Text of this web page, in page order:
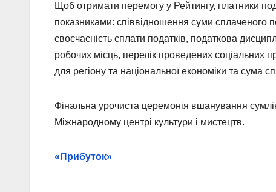
Щоб отримати перемогу у Рейтингу, платники
показниками: співвідношення суми сплаченого
своєчасність сплати податків, податкова
робочих місць, перелік проведених соціальних
для регіону та національної економіки та сума
Фінальна урочиста церемонія вшанування
Міжнародному центрі культури і мистецтв.
«Прибуток»